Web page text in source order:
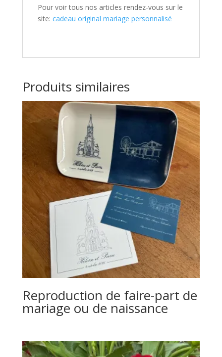
Pour voir tous nos articles rendez-vous sur le
site: cadeau original mariage personnalisé
Produits similaires
Reproduction de faire-part de
mariage ou de naissance